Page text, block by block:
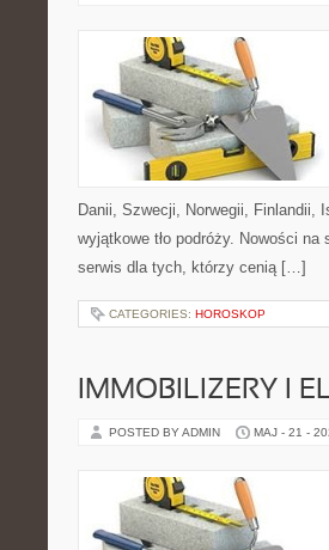
Danii, Szwecji, Norwegii, Finlandii,
wyjątkowe tło podróży. Nowości
serwis dla tych, którzy cenią […]
CATEGORIES: HOROSKOP
IMMOBILIZERY I
POSTED BY ADMIN MAJ - 21 -